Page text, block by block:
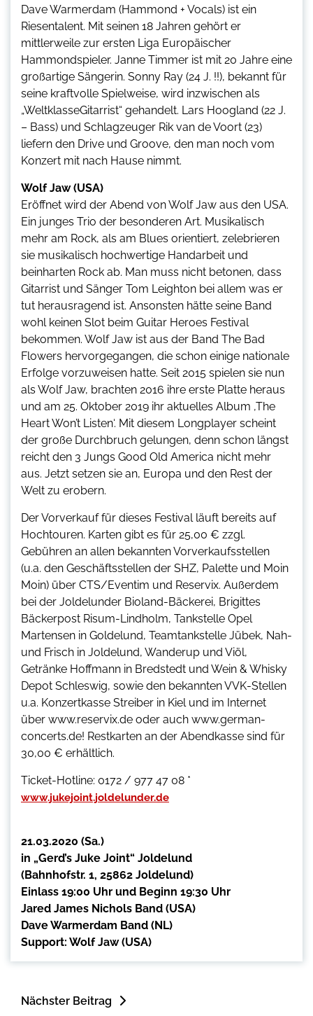
Dave Warmerdam (Hammond + Vocals) ist ein
Riesentalent. Mit seinen 18 Jahren gehört er
mittlerweile zur ersten Liga Europäischer
Hammondspieler. Janne Timmer ist mit 20 Jahre eine
großartige Sängerin. Sonny Ray (24 J. !!), bekannt für
seine kraftvolle Spielweise, wird inzwischen als
„WeltklasseGitarrist“ gehandelt. Lars Hoogland (22 J.
– Bass) und Schlagzeuger Rik van de Voort (23)
liefern den Drive und Groove, den man noch vom
Konzert mit nach Hause nimmt.
Wolf Jaw (USA)
Eröffnet wird der Abend von Wolf Jaw aus den USA.
Ein junges Trio der besonderen Art. Musikalisch
mehr am Rock, als am Blues orientiert, zelebrieren
sie musikalisch hochwertige Handarbeit und
beinharten Rock ab. Man muss nicht betonen, dass
Gitarrist und Sänger Tom Leighton bei allem was er
tut herausragend ist. Ansonsten hätte seine Band
wohl keinen Slot beim Guitar Heroes Festival
bekommen. Wolf Jaw ist aus der Band The Bad
Flowers hervorgegangen, die schon einige nationale
Erfolge vorzuweisen hatte. Seit 2015 spielen sie nun
als Wolf Jaw, brachten 2016 ihre erste Platte heraus
und am 25. Oktober 2019 ihr aktuelles Album ‚The
Heart Won’t Listen‘. Mit diesem Longplayer scheint
der große Durchbruch gelungen, denn schon längst
reicht den 3 Jungs Good Old America nicht mehr
aus. Jetzt setzen sie an, Europa und den Rest der
Welt zu erobern.
Der Vorverkauf für dieses Festival läuft bereits auf
Hochtouren. Karten gibt es für 25,00 € zzgl.
Gebühren an allen bekannten Vorverkaufsstellen
(u.a. den Geschäftsstellen der SHZ, Palette und Moin
Moin) über CTS/Eventim und Reservix. Außerdem
bei der Joldelunder Bioland-Bäckerei, Brigittes
Bäckerpost Risum-Lindholm, Tankstelle Opel
Martensen in Goldelund, Teamtankstelle Jübek, Nah-
und Frisch in Joldelund, Wanderup und Viöl,
Getränke Hoffmann in Bredstedt und Wein & Whisky
Depot Schleswig, sowie den bekannten VVK-Stellen
u.a. Konzertkasse Streiber in Kiel und im Internet
über www.reservix.de oder auch www.german-
concerts.de! Restkarten an der Abendkasse sind für
30,00 € erhältlich.
Ticket-Hotline: 0172 / 977 47 08 *
www.jukejoint.joldelunder.de
21.03.2020 (Sa.)
in „Gerd’s Juke Joint“ Joldelund
(Bahnhofstr. 1, 25862 Joldelund)
Einlass 19:00 Uhr und Beginn 19:30 Uhr
Jared James Nichols Band (USA)
Dave Warmerdam Band (NL)
Support: Wolf Jaw (USA)
Nächster Beitrag